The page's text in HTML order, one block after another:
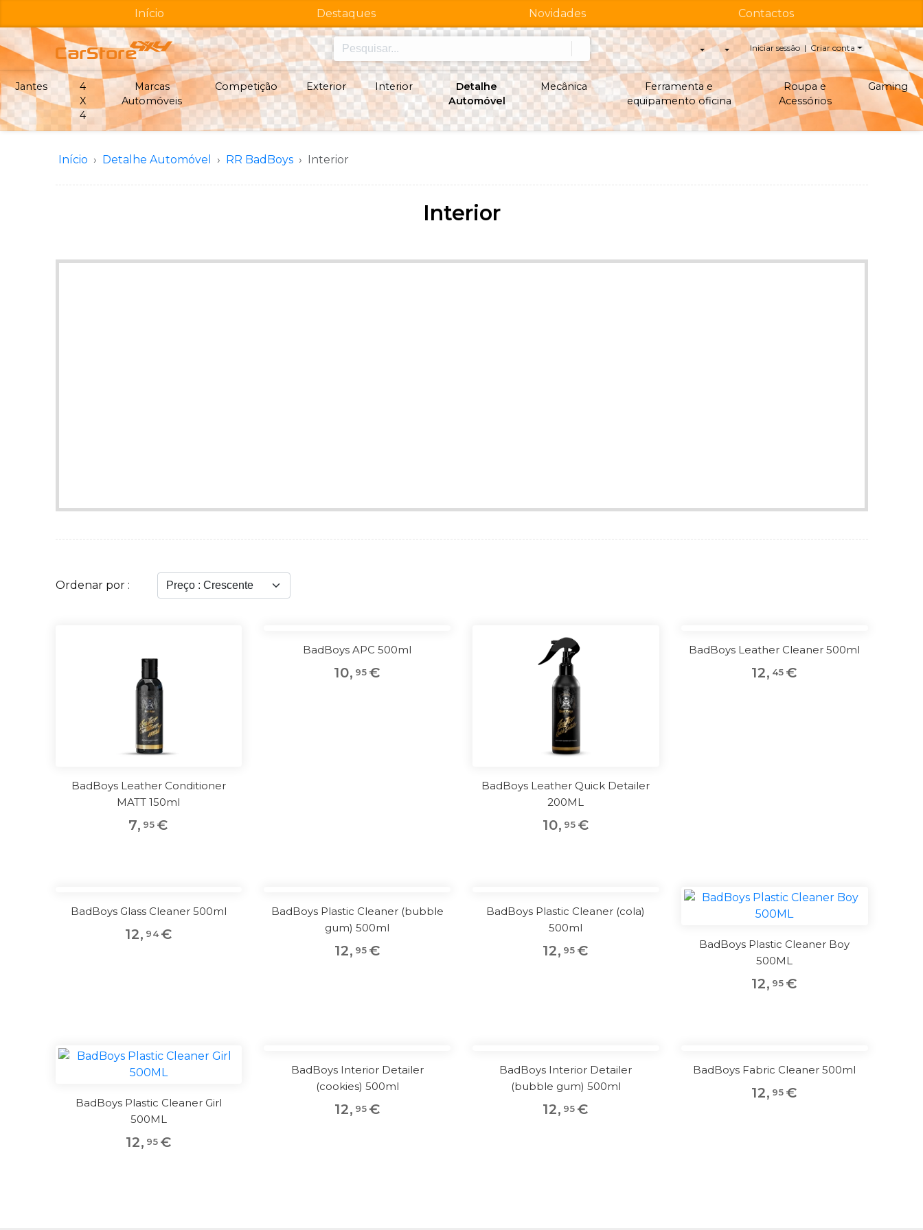
Início Destaques Novidades Contactos
Iniciar sessão | Criar conta
Jantes
4
X
4
Marcas
Automóveis
Competição Exterior Interior
Detalhe
Automóvel
Mecânica
Ferramenta e
equipamento oficina
Roupa e
Acessórios
Gaming
Início Detalhe Automóvel RR BadBoys Interior
Interior
Ordenar por :
BadBoys Leather Conditioner
MATT 150ml
7, 95 €
BadBoys APC 500ml
10, 95 €
BadBoys Leather Quick Detailer
200ML
10, 95 €
BadBoys Leather Cleaner 500ml
12, 45 €
BadBoys Glass Cleaner 500ml
12, 94€
BadBoys Plastic Cleaner (bubble
gum) 500ml
12, 95 €
BadBoys Plastic Cleaner (cola)
500ml
12, 95 €
BadBoys Plastic Cleaner Boy
500ML
12, 95 €
BadBoys Plastic Cleaner Girl
500ML
12, 95 €
BadBoys Interior Detailer
(cookies) 500ml
12, 95 €
BadBoys Interior Detailer
(bubble gum) 500ml
12, 95 €
BadBoys Fabric Cleaner 500ml
12, 95 €